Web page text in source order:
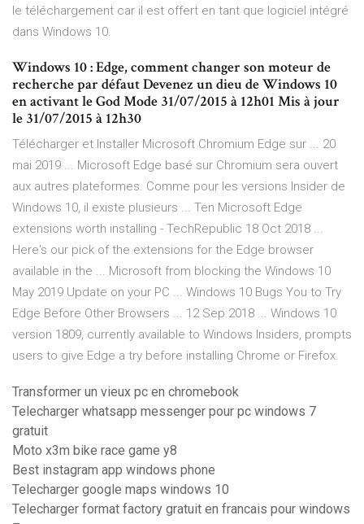
le téléchargement car il est offert en tant que logiciel intégré
dans Windows 10.
Windows 10 : Edge, comment changer son moteur de
recherche par défaut Devenez un dieu de Windows 10
en activant le God Mode 31/07/2015 à 12h01 Mis à jour
le 31/07/2015 à 12h30
Télécharger et Installer Microsoft Chromium Edge sur ... 20
mai 2019 ... Microsoft Edge basé sur Chromium sera ouvert
aux autres plateformes. Comme pour les versions Insider de
Windows 10, il existe plusieurs ... Ten Microsoft Edge
extensions worth installing - TechRepublic 18 Oct 2018 ...
Here's our pick of the extensions for the Edge browser
available in the ... Microsoft from blocking the Windows 10
May 2019 Update on your PC ... Windows 10 Bugs You to Try
Edge Before Other Browsers ... 12 Sep 2018 ... Windows 10
version 1809, currently available to Windows Insiders, prompts
users to give Edge a try before installing Chrome or Firefox.
Transformer un vieux pc en chromebook
Telecharger whatsapp messenger pour pc windows 7
gratuit
Moto x3m bike race game y8
Best instagram app windows phone
Telecharger google maps windows 10
Telecharger format factory gratuit en francais pour windows